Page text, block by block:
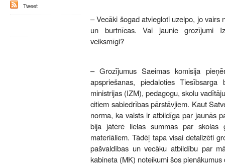
– Vecāki šogad atviegloti uzelpo, jo vairs
un burtnīcas. Vai jaunie grozījumi
veiksmīgi?
– Grozījumus Saeimas komisija
apspriešanas, piedaloties
ministrijas (IZM), pedagogu, skolu
citiem sabiedrības pārstāvjiem. Kaut
norma, ka valsts ir atbildīga par jaunās
bija jātērē lielas summas par skolas
materiāliem. Tādēļ tapa visai detalizēti
pašvaldības un vecāku atbildību par
kabineta (MK) noteikumi šos
Tweet